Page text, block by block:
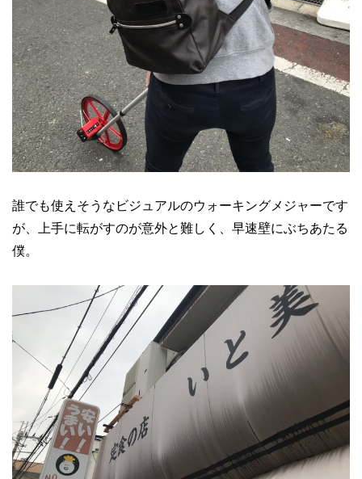
誰でも使えそうなビジュアルのウォーキングメジャーです
が、上手に転がすのが意外と難しく、早速壁にぶちあたる
僕。